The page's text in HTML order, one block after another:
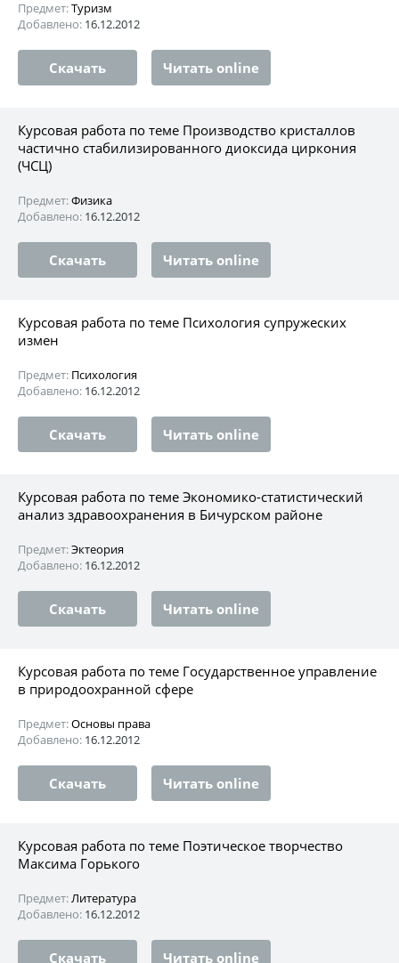
Предмет:Туризм
Добавлено: 16.12.2012
Скачать Читать online
Курсовая работа по теме Производство кристаллов
частично стабилизированного диоксида циркония
(ЧСЦ)
Предмет:Физика
Добавлено: 16.12.2012
Скачать Читать online
Курсовая работа по теме Психология супружеских
измен
Предмет: Психология
Добавлено: 16.12.2012
Скачать Читать online
Курсовая работа по теме Экономико-статистический
анализ здравоохранения в Бичурском районе
Предмет:Эктеория
Добавлено: 16.12.2012
Скачать Читать online
Курсовая работа по теме Государственное управление
в природоохранной сфере
Предмет:Основы права
Добавлено: 16.12.2012
Скачать Читать online
Курсовая работа по теме Поэтическое творчество
Максима Горького
Предмет:Литература
Добавлено: 16.12.2012
Скачать Читать online